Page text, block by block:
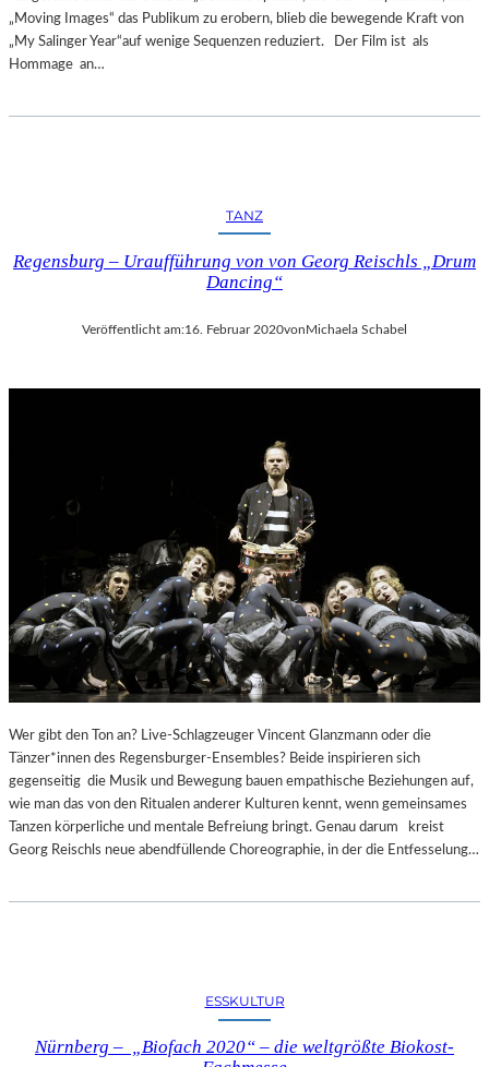
„Moving Images“ das Publikum zu erobern, blieb die bewegende Kraft von
„My Salinger Year“auf wenige Sequenzen reduziert. Der Film ist als
Hommage an…
TANZ
Regensburg – Uraufführung von von Georg Reischls „Drum
Dancing“
Veröffentlicht am:16. Februar 2020vonMichaela Schabel
Wer gibt den Ton an? Live-Schlagzeuger Vincent Glanzmann oder die
Tänzer*innen des Regensburger-Ensembles? Beide inspirieren sich
gegenseitig die Musik und Bewegung bauen empathische Beziehungen auf,
wie man das von den Ritualen anderer Kulturen kennt, wenn gemeinsames
Tanzen körperliche und mentale Befreiung bringt. Genau darum kreist
Georg Reischls neue abendfüllende Choreographie, in der die Entfesselung…
ESSKULTUR
Nürnberg – „Biofach 2020“ – die weltgrößte Biokost-